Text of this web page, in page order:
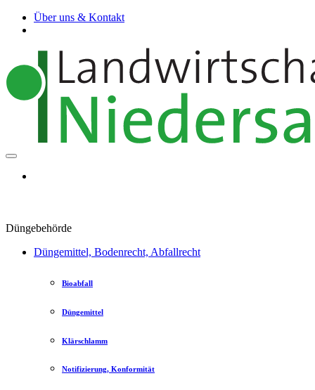
Über uns & Kontakt
Düngebehörde
Düngemittel, Bodenrecht, Abfallrecht
Bioabfall
Düngemittel
Klärschlamm
Notifizierung, Konformität